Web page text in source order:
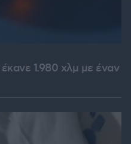
1.980 χλμ με έναν